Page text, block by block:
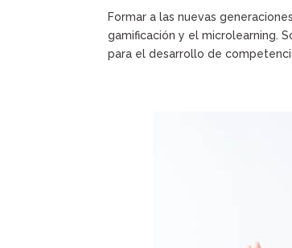
Formar a las nuevas
gamificación y el microlearning.
para el desarrollo de